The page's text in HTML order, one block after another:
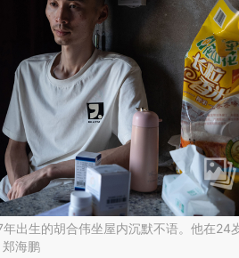
出生的胡合伟坐屋内沉默不语。他在24
海鹏